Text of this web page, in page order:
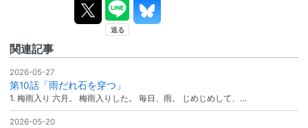
関連記事
2026-05-27
第10話「雨だれ石を穿つ」
1. 梅雨入り 六月。 梅雨入りした。 毎日、雨。 じめじめして、…
2026-05-20